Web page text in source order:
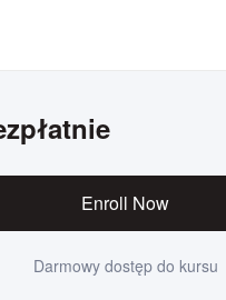
Enroll Now
Darmowy dostęp do kursu